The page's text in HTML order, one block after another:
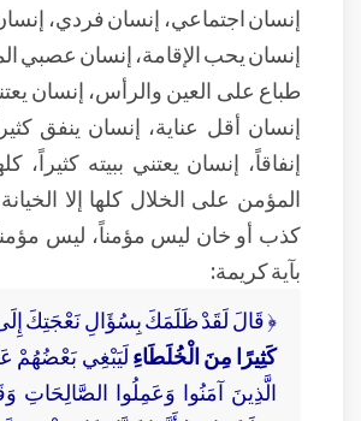
إنسان اجتماعي، إنسان فردي،
إنسان يحب الإقامة، إنسان عصبي
طباع على العين والرأس، إنسان
إنسان أقل عناية، إنسان ينفق
إنفاقاً، إنسان يعتني ببيته كثيراً،
المؤمن على الخلال كلها إلا
كذب أو خان ليس مؤمناً، ليس
بآية كريمة:
﴿ قَالَ لَقَدْ ظَلَمَكَ بِسُؤَالِ نَعْجَتِكَ
كَثِيرًا مِنَ الْخُلَطَاءِلَيَبْغِي بَعْضُهُمْ
الَّذِينَ آمَنُوا وَعَمِلُوا الصَّالِحَاتِ